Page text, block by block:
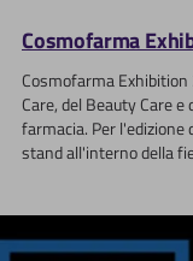
Cosmofarma
Cosmofarma Exhibition
Care, del Beauty Care
farmacia. Per l'edizione
stand all'interno della